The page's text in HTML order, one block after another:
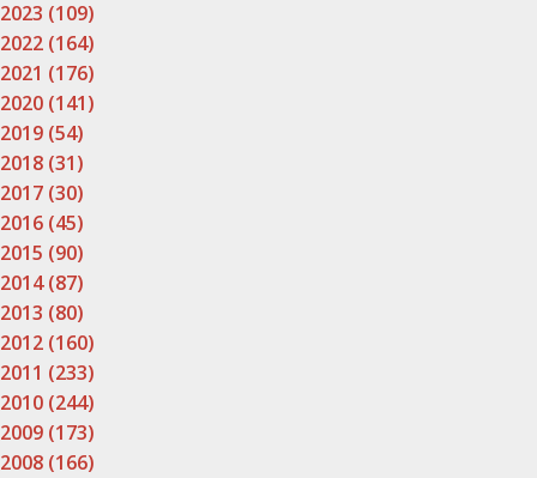
2023 (109)
2022 (164)
2021 (176)
2020 (141)
2019 (54)
2018 (31)
2017 (30)
2016 (45)
2015 (90)
2014 (87)
2013 (80)
2012 (160)
2011 (233)
2010 (244)
2009 (173)
2008 (166)